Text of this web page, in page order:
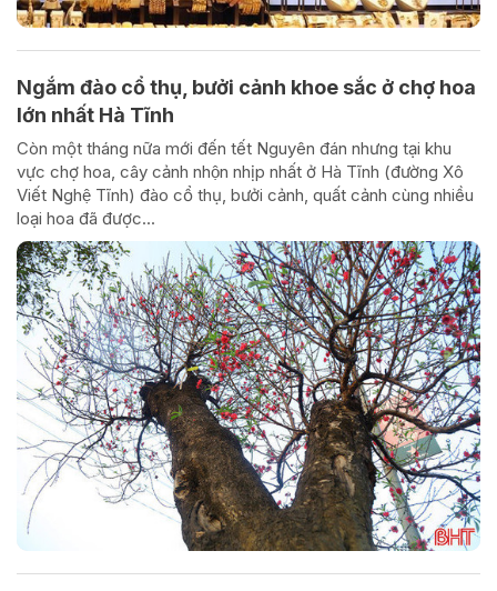
Ngắm đào cổ thụ, bưởi cảnh khoe sắc ở chợ hoa
lớn nhất Hà Tĩnh
Còn một tháng nữa mới đến tết Nguyên đán nhưng tại khu
vực chợ hoa, cây cảnh nhộn nhịp nhất ở Hà Tĩnh (đường Xô
Viết Nghệ Tĩnh) đào cổ thụ, bưởi cảnh, quất cảnh cùng nhiều
loại hoa đã được...